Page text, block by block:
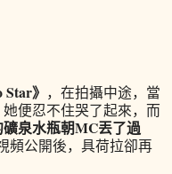
Star》 ，在拍攝中途，當
便忍不住哭了起來，而
泉水瓶朝MC丟了過
頻公開後，具荷拉卻再